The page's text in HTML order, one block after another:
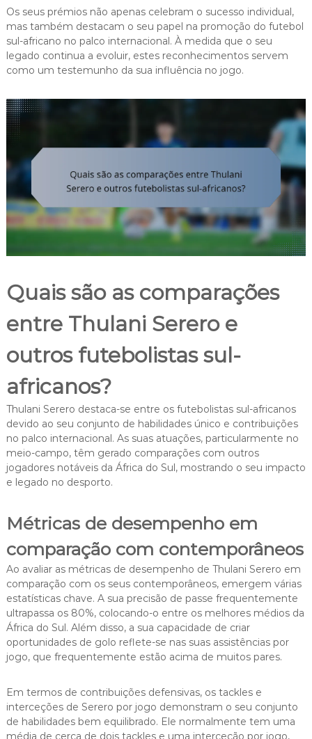
Os seus prémios não apenas celebram o sucesso individual,
mas também destacam o seu papel na promoção do futebol
sul-africano no palco internacional. À medida que o seu
legado continua a evoluir, estes reconhecimentos servem
como um testemunho da sua influência no jogo.
Quais são as comparações
entre Thulani Serero e
outros futebolistas sul-
africanos?
Thulani Serero destaca-se entre os futebolistas sul-africanos
devido ao seu conjunto de habilidades único e contribuições
no palco internacional. As suas atuações, particularmente no
meio-campo, têm gerado comparações com outros
jogadores notáveis da África do Sul, mostrando o seu impacto
e legado no desporto.
Métricas de desempenho em
comparação com contemporâneos
Ao avaliar as métricas de desempenho de Thulani Serero em
comparação com os seus contemporâneos, emergem várias
estatísticas chave. A sua precisão de passe frequentemente
ultrapassa os 80%, colocando-o entre os melhores médios da
África do Sul. Além disso, a sua capacidade de criar
oportunidades de golo reflete-se nas suas assistências por
jogo, que frequentemente estão acima de muitos pares.
Em termos de contribuições defensivas, os tackles e
interceções de Serero por jogo demonstram o seu conjunto
de habilidades bem equilibrado. Ele normalmente tem uma
média de cerca de dois tackles e uma interceção por jogo,